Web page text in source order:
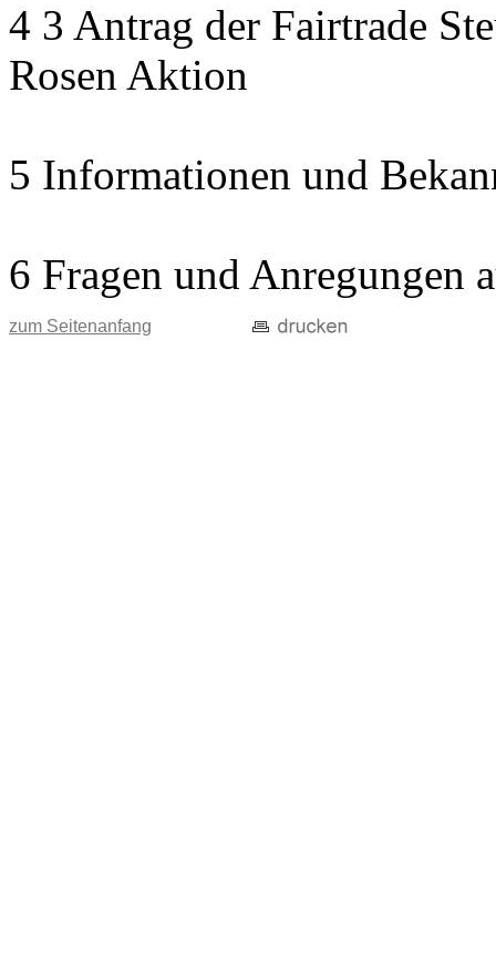
4 3 Antrag der Fairtrade
Rosen Aktion
5 Informationen und
6 Fragen und Anregungen
zum Seitenanfang